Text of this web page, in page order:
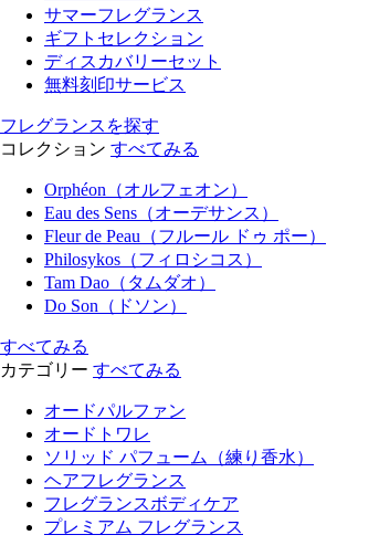
サマーフレグランス
ギフトセレクション
ディスカバリーセット
無料刻印サービス
フレグランスを探す
コレクション すべてみる
Orphéon（オルフェオン）
Eau des Sens（オーデサンス）
Fleur de Peau（フルール ドゥ ポー）
Philosykos（フィロシコス）
Tam Dao（タムダオ）
Do Son（ドソン）
すべてみる
カテゴリー すべてみる
オードパルファン
オードトワレ
ソリッド パフューム（練り香水）
ヘアフレグランス
フレグランスボディケア
プレミアム フレグランス